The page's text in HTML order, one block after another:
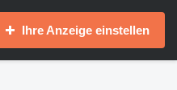
Ihre Anzeige einstellen